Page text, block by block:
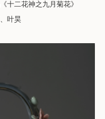
十二花神之九月菊花》
叶昊